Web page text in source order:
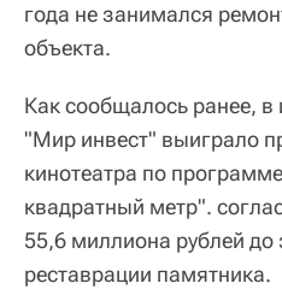
года не занимался
объекта.
Как сообщалось ранее,
"Мир инвест" выиграло
кинотеатра по
квадратный метр".
55,6 миллиона рублей
реставрации памятника.